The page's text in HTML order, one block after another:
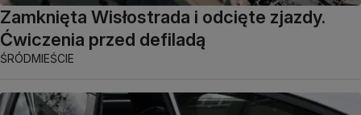
Zamknięta Wisłostrada i odcięte zjazdy.
Ćwiczenia przed defiladą
ŚRÓDMIEŚCIE